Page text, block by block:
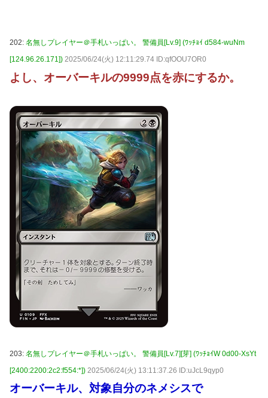
202: 名無しプレイヤー＠手札いっぱい。 警備員[Lv.9] (ﾜｯﾁｮｲ d584-wuNm
[124.96.26.171]) 2025/06/24(火) 12:11:29.74 ID:qfOOU7OR0
よし、オーバーキルの9999点を赤にするか。
203: 名無しプレイヤー＠手札いっぱい。 警備員[Lv.7][芽] (ﾜｯﾁｮｲW 0d00-XsYt
[2400:2200:2c2:f554:*]) 2025/06/24(火) 13:11:37.26 ID:uJcL9qyp0
オーバーキル、対象自分のネメシスで